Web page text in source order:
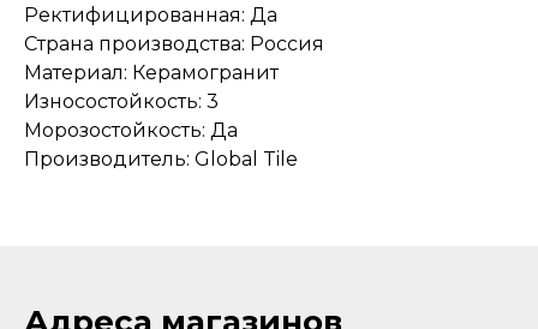
Ректифицированная: Да
Страна производства: Россия
Материал: Керамогранит
Износостойкость: 3
Морозостойкость: Да
Производитель: Global Tile